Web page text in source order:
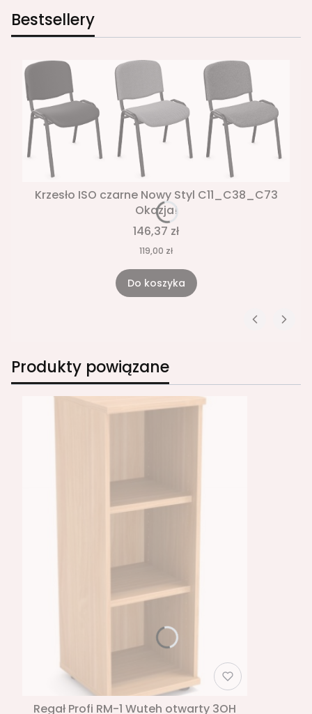
Bestsellery
Krzesło ISO czarne Nowy Styl C11_C38_C73
Okazja!
146,37 zł
119,00 zł
Do koszyka
Produkty powiązane
Regał Profi RM-1 Wuteh otwarty 3OH